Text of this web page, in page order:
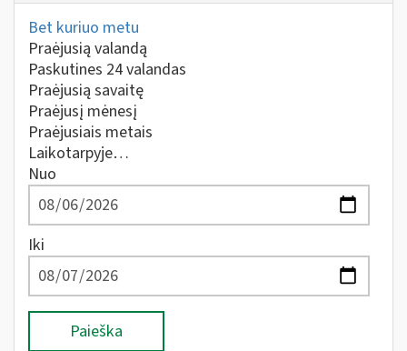
Bet kuriuo metu
Praėjusią valandą
Paskutines 24 valandas
Praėjusią savaitę
Praėjusį mėnesį
Praėjusiais metais
Laikotarpyje…
Nuo
Iki
Paieška